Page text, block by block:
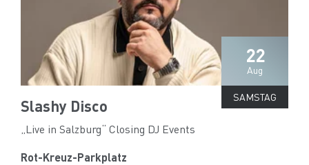
22
Aug
SAMSTAG
Slashy Disco
„Live in Salzburg“ Closing DJ Events
Rot-Kreuz-Parkplatz